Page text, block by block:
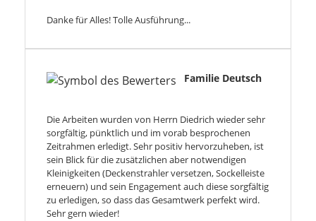
Danke für Alles! Tolle Ausführung...
Familie Deutsch
Die Arbeiten wurden von Herrn Diedrich wieder sehr
sorgfältig, pünktlich und im vorab besprochenen
Zeitrahmen erledigt. Sehr positiv hervorzuheben, ist
sein Blick für die zusätzlichen aber notwendigen
Kleinigkeiten (Deckenstrahler versetzen, Sockelleiste
erneuern) und sein Engagement auch diese sorgfältig
zu erledigen, so dass das Gesamtwerk perfekt wird.
Sehr gern wieder!